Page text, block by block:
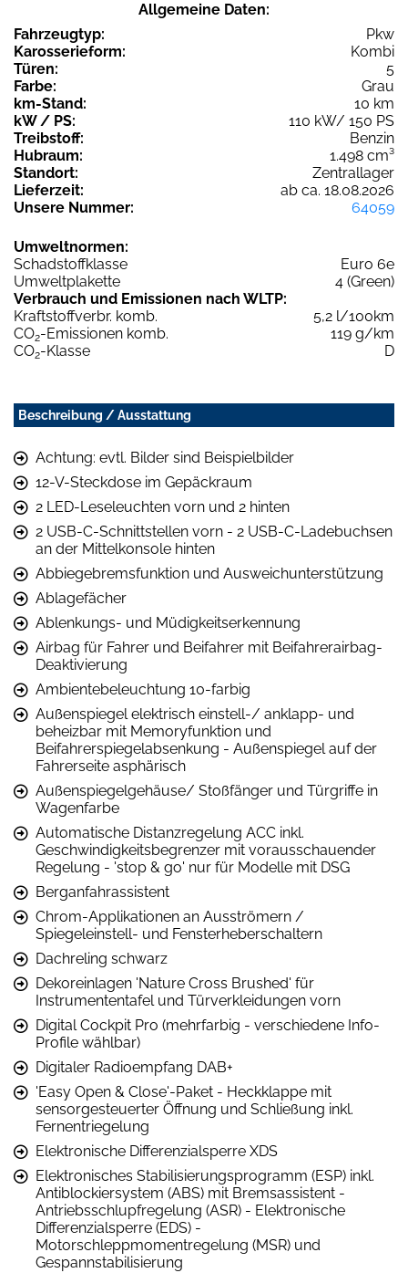
Allgemeine Daten:
Fahrzeugtyp:
Pkw
Karosserieform:
Kombi
Türen:
5
Farbe:
Grau
km-Stand:
10 km
kW / PS:
110 kW/ 150 PS
Treibstoff:
Benzin
Hubraum:
1.498 cm³
Standort:
Zentrallager
Lieferzeit:
ab ca. 18.08.2026
Unsere Nummer:
64059
Umweltnormen:
Schadstoffklasse
Euro 6e
Umweltplakette
4 (Green)
Verbrauch und Emissionen nach WLTP:
Kraftstoffverbr. komb.
5,2 l/100km
CO2-Emissionen komb.
119 g/km
CO2-Klasse D
Beschreibung / Ausstattung
Achtung: evtl. Bilder sind Beispielbilder
12-V-Steckdose im Gepäckraum
2 LED-Leseleuchten vorn und 2 hinten
2 USB-C-Schnittstellen vorn - 2 USB-C-Ladebuchsen
an der Mittelkonsole hinten
Abbiegebremsfunktion und Ausweichunterstützung
Ablagefächer
Ablenkungs- und Müdigkeitserkennung
Airbag für Fahrer und Beifahrer mit Beifahrerairbag-
Deaktivierung
Ambientebeleuchtung 10-farbig
Außenspiegel elektrisch einstell-/ anklapp- und
beheizbar mit Memoryfunktion und
Beifahrerspiegelabsenkung - Außenspiegel auf der
Fahrerseite asphärisch
Außenspiegelgehäuse/ Stoßfänger und Türgriffe in
Wagenfarbe
Automatische Distanzregelung ACC inkl.
Geschwindigkeitsbegrenzer mit vorausschauender
Regelung - 'stop & go' nur für Modelle mit DSG
Berganfahrassistent
Chrom-Applikationen an Ausströmern /
Spiegeleinstell- und Fensterheberschaltern
Dachreling schwarz
Dekoreinlagen 'Nature Cross Brushed' für
Instrumententafel und Türverkleidungen vorn
Digital Cockpit Pro (mehrfarbig - verschiedene Info-
Profile wählbar)
Digitaler Radioempfang DAB+
'Easy Open & Close'-Paket - Heckklappe mit
sensorgesteuerter Öffnung und Schließung inkl.
Fernentriegelung
Elektronische Differenzialsperre XDS
Elektronisches Stabilisierungsprogramm (ESP) inkl.
Antiblockiersystem (ABS) mit Bremsassistent -
Antriebsschlupfregelung (ASR) - Elektronische
Differenzialsperre (EDS) -
Motorschleppmomentregelung (MSR) und
Gespannstabilisierung